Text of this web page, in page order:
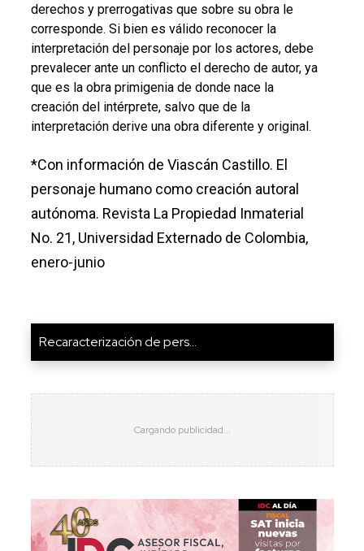
derechos y prerrogativas que sobre su obra le
corresponde. Si bien es válido reconocer la
interpretación del personaje por los actores, debe
prevalecer ante un conflicto el derecho de autor, ya
que es la obra primigenia de donde nace la
creación del intérprete, salvo que de la
interpretación derive una obra diferente y original.
*Con información de Viascán Castillo. El
personaje humano como creación autoral
autónoma. Revista La Propiedad Inmaterial
No. 21, Universidad Externado de Colombia,
enero-junio
Recaracterización de pers...